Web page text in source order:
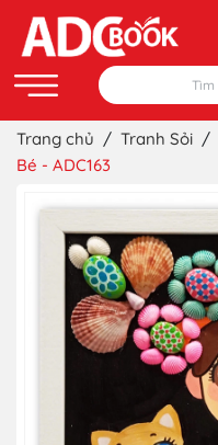
Trang chủ / Tranh Sỏi /
Bé - ADC163